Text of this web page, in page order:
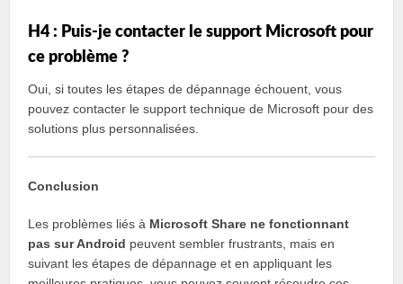
H4 : Puis-je contacter le support Microsoft pour
ce problème ?
Oui, si toutes les étapes de dépannage échouent, vous
pouvez contacter le support technique de Microsoft pour des
solutions plus personnalisées.
Conclusion
Les problèmes liés à Microsoft Share ne fonctionnant
pas sur Android peuvent sembler frustrants, mais en
suivant les étapes de dépannage et en appliquant les